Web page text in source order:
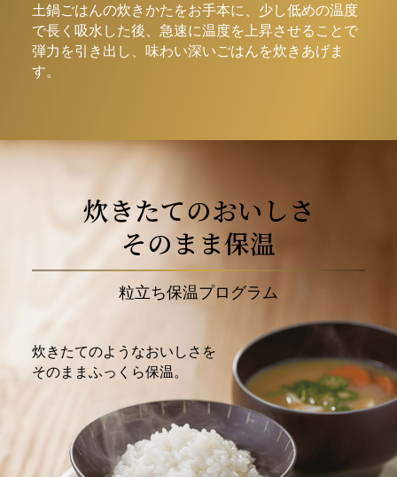
土鍋ごはんの炊きかたをお手本に、少し低めの温度
で長く吸水した後、 急速に温度を上昇させることで
弾力を引き出し、味わい深いごはんを炊きあげま
す。
炊きたてのおいしさ
そのまま保温
粒立ち保温プログラム
炊きたてのようなおいしさを
そのままふっくら保温。